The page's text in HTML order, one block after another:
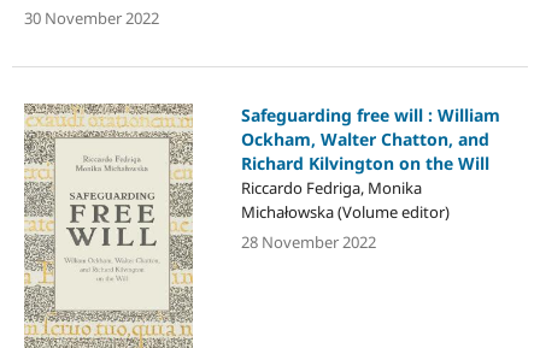
30 November 2022
Safeguarding free will : William
Ockham, Walter Chatton, and
Richard Kilvington on the Will
Riccardo Fedriga, Monika
Michałowska (Volume editor)
28 November 2022